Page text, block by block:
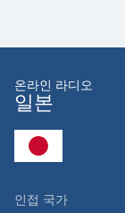
온라인 라디오
일본
인접 국가